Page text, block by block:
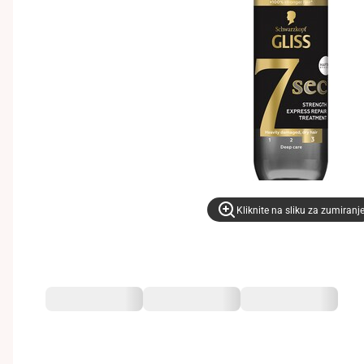
Kliknite na sliku za zumiranje